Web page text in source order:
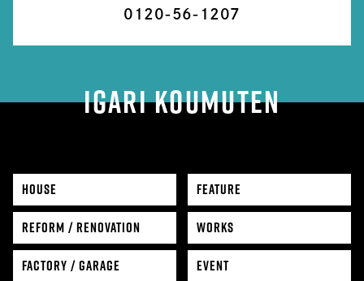
0120-56-1207
IGARI KOUMUTEN
HOUSE
FEATURE
REFORM / RENOVATION
WORKS
FACTORY / GARAGE
EVENT